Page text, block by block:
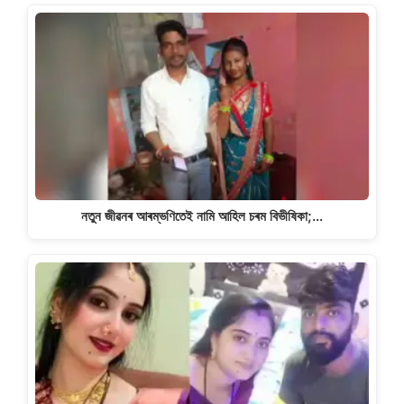
নতুন জীৱনৰ আৰম্ভণিতেই নামি আহিল চৰম বিভীষিকা;…